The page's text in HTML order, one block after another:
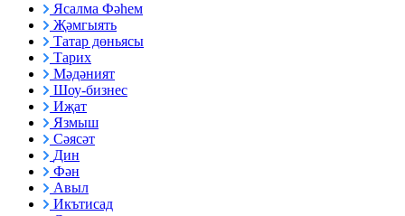
Ясалма Фәһем
Җәмгыять
Татар дөньясы
Тарих
Мәдәният
Шоу-бизнес
Иҗат
Язмыш
Сәясәт
Дин
Фән
Авыл
Икътисад